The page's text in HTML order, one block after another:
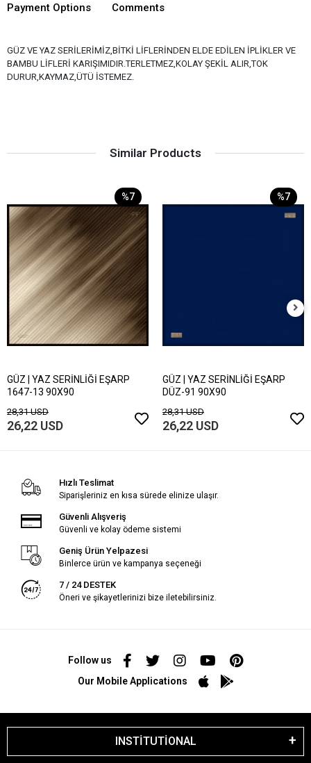
Payment Options Comments
GÜZ VE YAZ SERİLERİMİZ,BİTKİ LİFLERİNDEN ELDE EDİLEN İPLİKLER VE
BAMBU LİFLERİ KARIŞIMIDIR.TERLETMEZ,KOLAY ŞEKİL ALIR,TOK
DURUR,KAYMAZ,ÜTÜ İSTEMEZ.
Similar Products
%7
GÜZ | YAZ SERİNLİĞİ EŞARP
1647-13 90X90
28,31 USD
26,22 USD
%7
GÜZ | YAZ SERİNLİĞİ EŞARP
DÜZ-91 90X90
28,31 USD
26,22 USD
Hızlı Teslimat
Siparişleriniz en kısa sürede elinize ulaşır.
Güvenli Alışveriş
Güvenli ve kolay ödeme sistemi
Geniş Ürün Yelpazesi
Binlerce ürün ve kampanya seçeneği
7 / 24 DESTEK
Öneri ve şikayetlerinizi bize iletebilirsiniz.
Follow us
Our Mobile Applications
INSTİTUTİONAL